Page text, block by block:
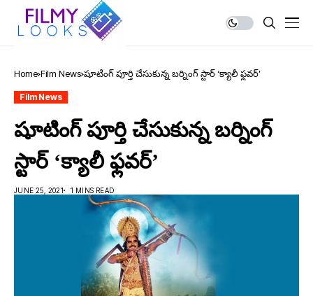
Home Film News షూటింగ్ పూర్తి చేసుకున్న బర్నింగ్ స్టార్ ‘క్యాలీ ఫ్లవర్’
Film News
షూటింగ్ పూర్తి చేసుకున్న బర్నింగ్
స్టార్ ‘క్యాలీ ఫ్లవర్’
JUNE 25, 2021 1 MINS READ